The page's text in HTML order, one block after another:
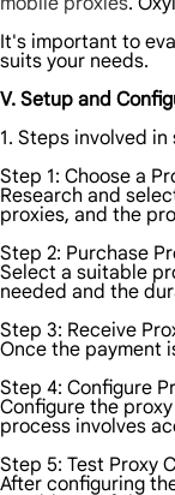
It's important to
suits your needs.
V. Setup and
1. Steps involved
Step 1: Choose a
Research and
proxies, and the
Step 2: Purchase
Select a suitable
needed and the
Step 3: Receive
Once the payment
Step 4: Configure
Configure the
process involves
Step 5: Test Proxy
After configuring